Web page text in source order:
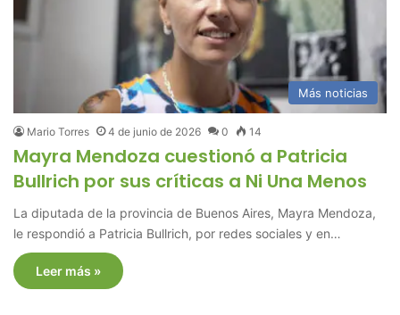
Más noticias
Mario Torres 4 de junio de 2026 0 14
Mayra Mendoza cuestionó a Patricia
Bullrich por sus críticas a Ni Una Menos
La diputada de la provincia de Buenos Aires, Mayra Mendoza,
le respondió a Patricia Bullrich, por redes sociales y en…
Leer más »